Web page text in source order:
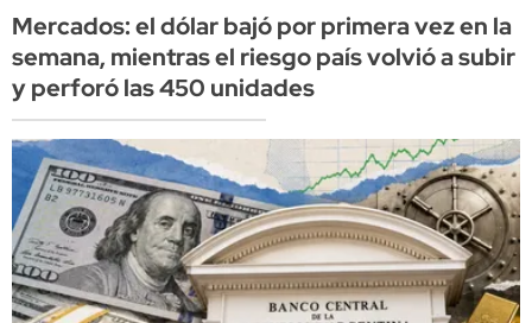
Mercados: el dólar bajó por primera vez en la
semana, mientras el riesgo país volvió a subir
y perforó las 450 unidades